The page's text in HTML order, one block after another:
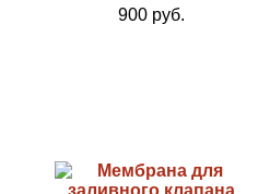
900 руб.